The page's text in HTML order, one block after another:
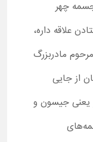
چهر
علاقه داره،
مادربزرگ
از جایی
یعنی جیسون و